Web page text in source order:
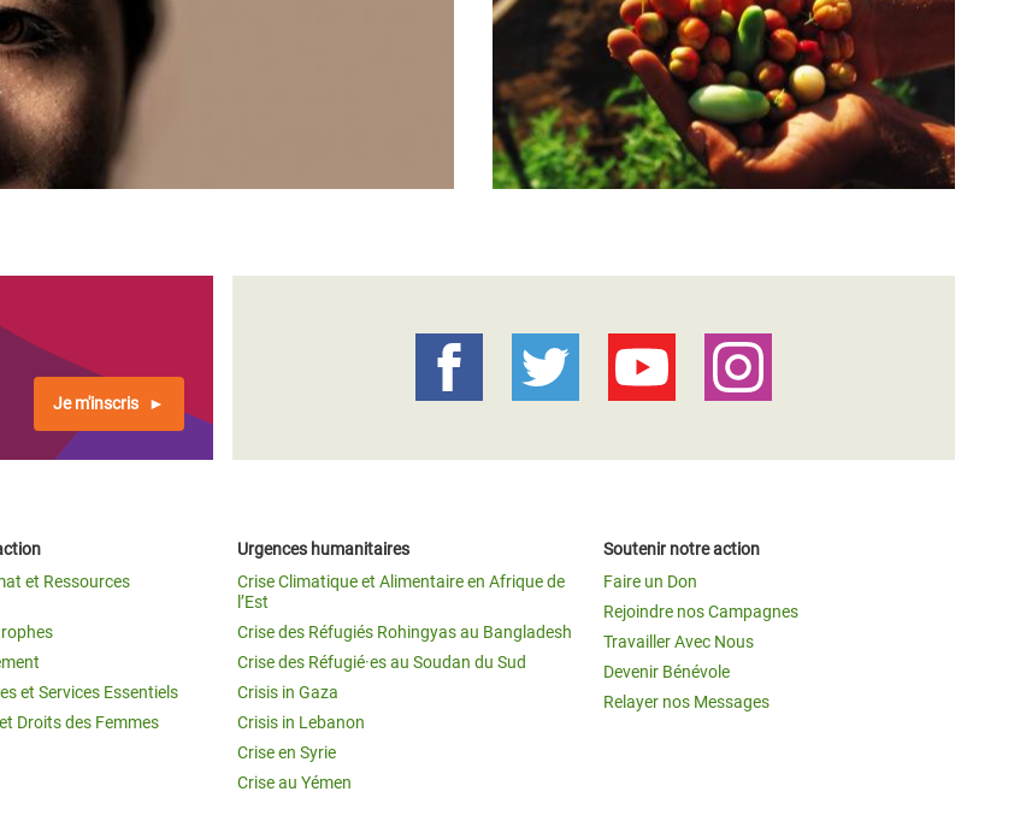
Je m'inscris
et Ressources
et Services Essentiels
Droits des Femmes
Urgences humanitaires
Crise Climatique et Alimentaire en Afrique de
l’Est
Crise des Réfugiés Rohingyas au Bangladesh
Crise des Réfugié·es au Soudan du Sud
Crisis in Gaza
Crisis in Lebanon
Crise en Syrie
Crise au Yémen
Soutenir notre action
Faire un Don
Rejoindre nos Campagnes
Travailler Avec Nous
Devenir Bénévole
Relayer nos Messages